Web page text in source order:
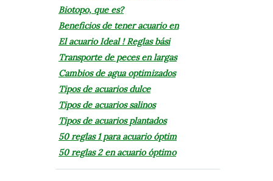
Biotopo, que es?
Beneficios de tener acuario en
El acuario Ideal ! Reglas bási
Transporte de peces en largas
Cambios de agua optimizados
Tipos de acuarios dulce
Tipos de acuarios salinos
Tipos de acuarios plantados
50 reglas 1 para acuario óptim
50 reglas 2 en acuario óptimo